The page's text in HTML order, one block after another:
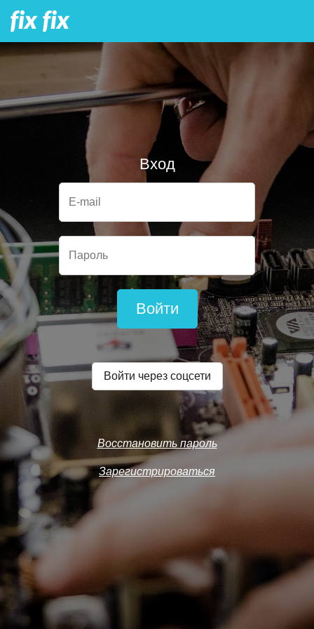
Вход
E-mail
Пароль
Войти
Войти через соцсети
Восстановить пароль
Зарегистрироваться